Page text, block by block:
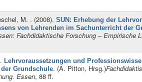
M. . (2008). SUN: Erhebung der
von Lehrenden im Sachunterricht der
Fachdidaktische Forschung – Empirische
Lehrvoraussetzungen und
Grundschule. (A. Pitton, Hrsg.)
Essen, 88 ff.